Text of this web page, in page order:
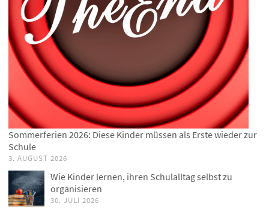
Sommerferien 2026: Diese Kinder müssen als Erste wieder zur
Schule
3. AUGUST 2026
Wie Kinder lernen, ihren Schulalltag selbst zu
organisieren
30. JULI 2026